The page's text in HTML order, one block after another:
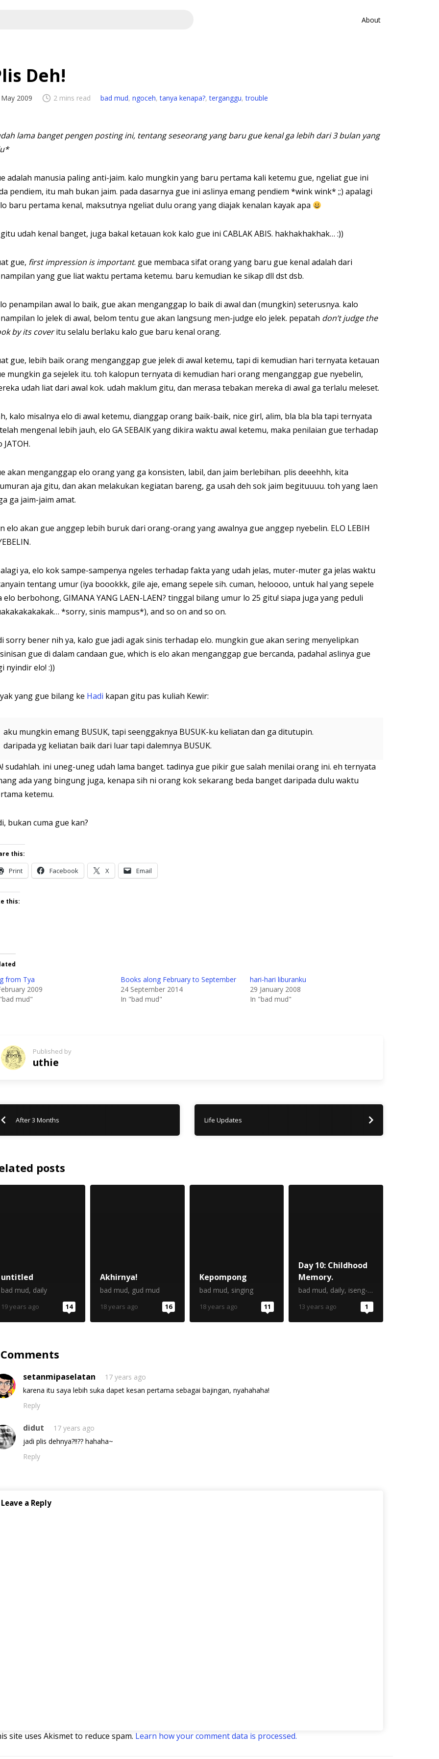
About
Deh!
2009 2 mins read bad mud, ngoceh,tanya kenapa?,terganggu,trouble
lama banget pengen posting ini, tentang seseorang yang baru gue kenal ga lebih dari 3 bulan yang
adalah manusia paling anti-jaim. kalo mungkin yang baru pertama kali ketemu gue, ngeliat gue ini
pendiem, itu mah bukan jaim. pada dasarnya gue ini aslinya emang pendiem *wink wink* ;;) apalagi
baru pertama kenal, maksutnya ngeliat dulu orang yang diajak kenalan kayak apa
udah kenal banget, juga bakal ketauan kok kalo gue ini CABLAK ABIS. hakhakhakhak… :))
gue, first impression is important. gue membaca sifat orang yang baru gue kenal adalah dari
yang gue liat waktu pertama ketemu. baru kemudian ke sikap dll dst dsb.
penampilan awal lo baik, gue akan menganggap lo baik di awal dan (mungkin) seterusnya. kalo
lo jelek di awal, belom tentu gue akan langsung men-judge elo jelek. pepatah don’t judge the
by its coveritu selalu berlaku kalo gue baru kenal orang.
gue, lebih baik orang menganggap gue jelek di awal ketemu, tapi di kemudian hari ternyata ketauan
mungkin ga sejelek itu. toh kalopun ternyata di kemudian hari orang menganggap gue nyebelin,
udah liat dari awal kok. udah maklum gitu, dan merasa tebakan mereka di awal ga terlalu meleset.
kalo misalnya elo di awal ketemu, dianggap orang baik-baik, nice girl, alim, bla bla bla tapi ternyata
mengenal lebih jauh, elo GA SEBAIK yang dikira waktu awal ketemu, maka penilaian gue terhadap
JATOH.
akan menganggap elo orang yang ga konsisten, labil, dan jaim berlebihan. plis deeehhh, kita
aja gitu, dan akan melakukan kegiatan bareng, ga usah deh sok jaim begituuuu. toh yang laen
ga jaim-jaim amat.
elo akan gue anggep lebih buruk dari orang-orang yang awalnya gue anggep nyebelin. ELO LEBIH
ya, elo kok sampe-sampenya ngeles terhadap fakta yang udah jelas, muter-muter ga jelas waktu
tentang umur (iya boookkk, gile aje, emang sepele sih. cuman, heloooo, untuk hal yang sepele
elo berbohong, GIMANA YANG LAEN-LAEN? tinggal bilang umur lo 25 gitu! siapa juga yang peduli
*sorry, sinis mampus*), and so on and so on.
sorry bener nih ya, kalo gue jadi agak sinis terhadap elo. mungkin gue akan sering menyelipkan
gue di dalam candaan gue, which is elo akan menganggap gue bercanda, padahal aslinya gue
nyindir elo! :))
yang gue bilang ke Hadi kapan gitu pas kuliah Kewir:
aku mungkin emang BUSUK, tapi seenggaknya BUSUK-ku keliatan dan ga ditutupin.
daripada yg keliatan baik dari luar tapi dalemnya BUSUK.
sudahlah. ini uneg-uneg udah lama banget. tadinya gue pikir gue salah menilai orang ini. eh ternyata
ada yang bingung juga, kenapa sih ni orang kok sekarang beda banget daripada dulu waktu
ketemu.
bukan cuma gue kan?
this:
Print Facebook X Email
this:
from Tya
2009
mud"
Books along February to September
24 September 2014
In "bad mud"
hari-hari liburanku
29 January 2008
In "bad mud"
Published by
uthie
After 3 Months Life Updates
posts
untitled
bad mud, daily
19 years ago 14
Akhirnya!
bad mud, gud mud
18 years ago 16
Kepompong
bad mud, singing
18 years ago 11
Day 10: Childhood
Memory.
bad mud, daily, iseng-iseng berhadiah
13 years ago 1
setanmipaselatan
17 years ago
karena itu saya lebih suka dapet kesan pertama sebagai bajingan, nyahahaha!
Reply
didut
17 years ago
jadi plis dehnya?!!?? hahaha~
Reply
Leave a Reply
site uses Akismet to reduce spam. Learn how your comment data is processed.